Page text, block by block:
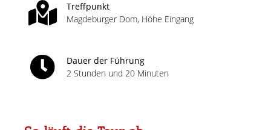
Treffpunkt
Magdeburger Dom, Höhe Eingang
Dauer der Führung
2 Stunden und 20 Minuten